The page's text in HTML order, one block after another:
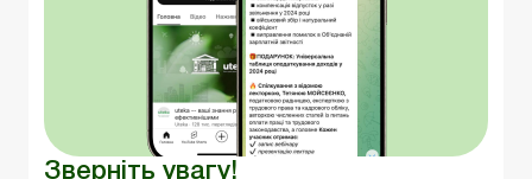
Зверніть увагу!